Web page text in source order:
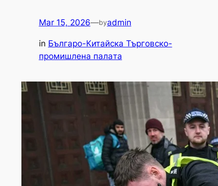
Mar 15, 2026—byadmin
in Българо-Китайска Търговско-
промишлена палaта